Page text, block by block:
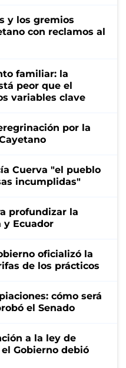
y los gremios
con reclamos al
familiar: la
peor que el
variables clave
por la
Cuerva "el pueblo
incumplidas"
profundizar la
y Ecuador
oficializó la
de los prácticos
cómo será
el Senado
a la ley de
Gobierno debió